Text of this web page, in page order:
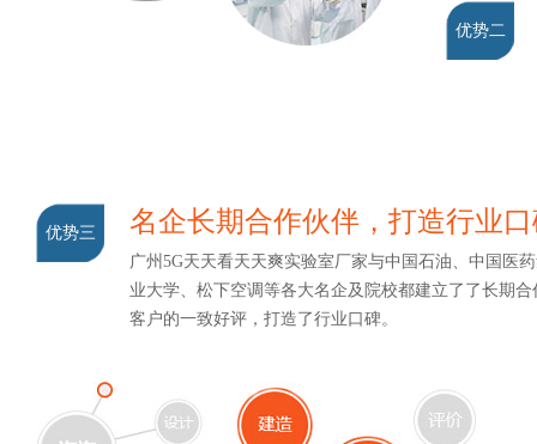
优势二
优势三 名企长期合作伙伴，打造行业
广州5G天天看天天爽实验室厂家与中国石油、中国医药
业大学、松下空调等各大名企及院校都建立了了长期合
客户的一致好评，打造了行业口碑。